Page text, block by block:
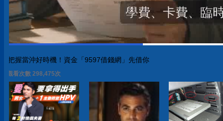
把握當沖好時機！資金「9597借錢網」先借你
觀看次數 298,475次